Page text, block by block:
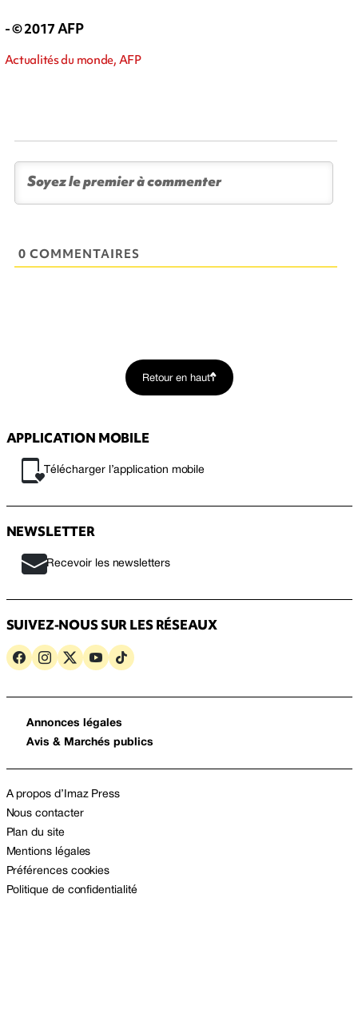
- © 2017 AFP
Actualités du monde, AFP
0 COMMENTAIRES
Retour en haut
APPLICATION MOBILE
Télécharger l’application mobile
NEWSLETTER
Recevoir les newsletters
SUIVEZ-NOUS SUR LES RÉSEAUX
Annonces légales
Avis & Marchés publics
A propos d’Imaz Press
Nous contacter
Plan du site
Mentions légales
Préférences cookies
Politique de confidentialité